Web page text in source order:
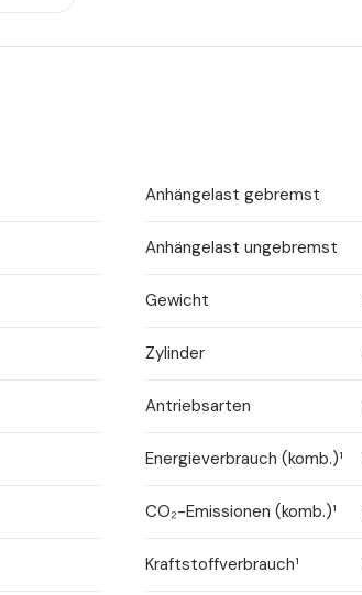
Anhängelast gebremst
Anhängelast ungebremst
Gewicht
Zylinder
Antriebsarten
Energieverbrauch (komb.)¹
CO₂-Emissionen (komb.)¹
Kraftstoffverbrauch¹